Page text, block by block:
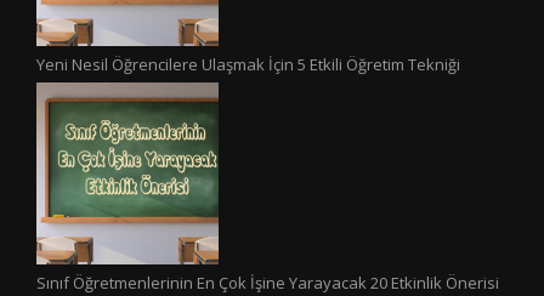
Yeni Nesil Öğrencilere Ulaşmak İçin 5 Etkili Öğretim Tekniği
Sınıf Öğretmenlerinin En Çok İşine Yarayacak 20 Etkinlik Önerisi